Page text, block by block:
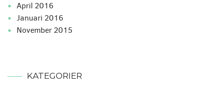
april 2016
januari 2016
november 2015
KATEGORIER